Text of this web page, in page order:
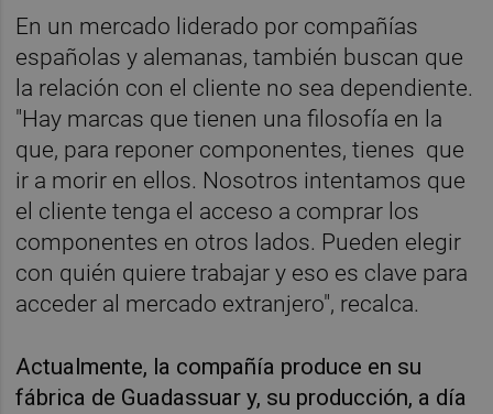
En un mercado liderado por compañías
españolas y alemanas, también buscan que
la relación con el cliente no sea dependiente.
"Hay marcas que tienen una filosofía en la
que, para reponer componentes, tienes que
ir a morir en ellos. Nosotros intentamos que
el cliente tenga el acceso a comprar los
componentes en otros lados. Pueden elegir
con quién quiere trabajar y eso es clave para
acceder al mercado extranjero", recalca.
Actualmente, la compañía produce en su
fábrica de Guadassuar y, su producción, a día